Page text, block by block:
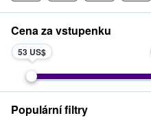
Cena za vstupenku
53 US$
Populární filtry